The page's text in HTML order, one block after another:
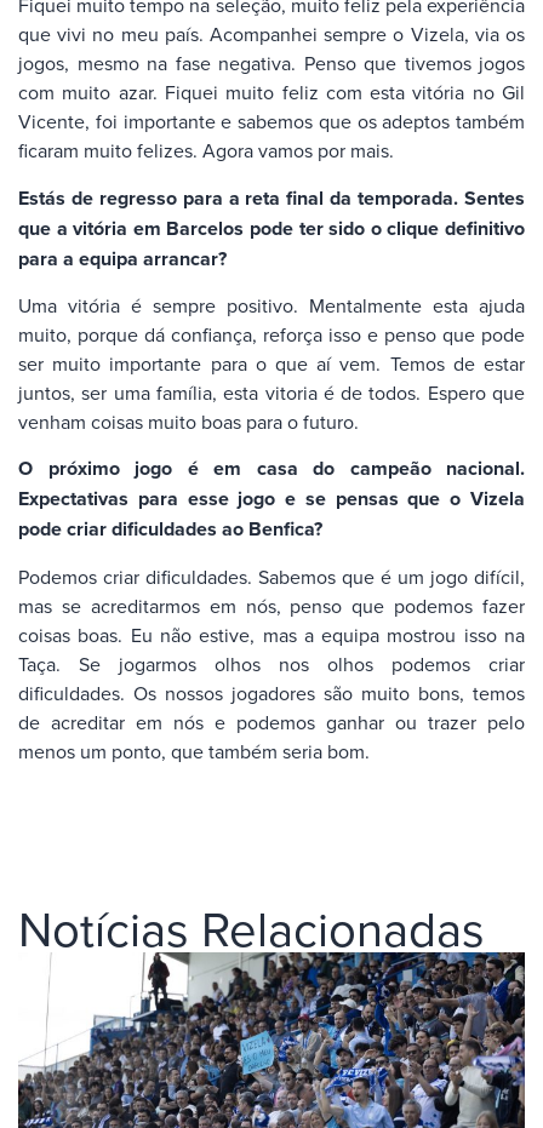
que vivi no meu país. Acompanhei sempre o Vizela, via os
jogos, mesmo na fase negativa. Penso que tivemos jogos
com muito azar. Fiquei muito feliz com esta vitória no Gil
Vicente, foi importante e sabemos que os adeptos também
ficaram muito felizes. Agora vamos por mais.
Estás de regresso para a reta final da temporada. Sentes
que a vitória em Barcelos pode ter sido o clique definitivo
para a equipa arrancar?
Uma vitória é sempre positivo. Mentalmente esta ajuda
muito, porque dá confiança, reforça isso e penso que pode
ser muito importante para o que aí vem. Temos de estar
juntos, ser uma família, esta vitoria é de todos. Espero que
venham coisas muito boas para o futuro.
O próximo jogo é em casa do campeão nacional.
Expectativas para esse jogo e se pensas que o Vizela
pode criar dificuldades ao Benfica?
Podemos criar dificuldades. Sabemos que é um jogo difícil,
mas se acreditarmos em nós, penso que podemos fazer
coisas boas. Eu não estive, mas a equipa mostrou isso na
Taça. Se jogarmos olhos nos olhos podemos criar
dificuldades. Os nossos jogadores são muito bons, temos
de acreditar em nós e podemos ganhar ou trazer pelo
menos um ponto, que também seria bom.
Notícias Relacionadas